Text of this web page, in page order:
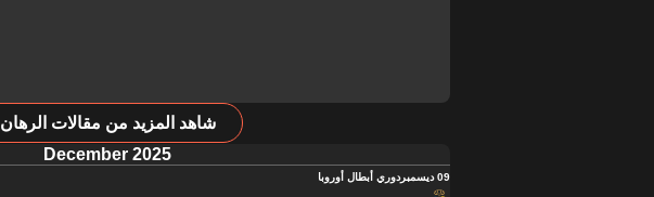
شاهد المزيد من مقالات الرهان
December 2025
09 ديسمبر دوري أبطال أوروبا